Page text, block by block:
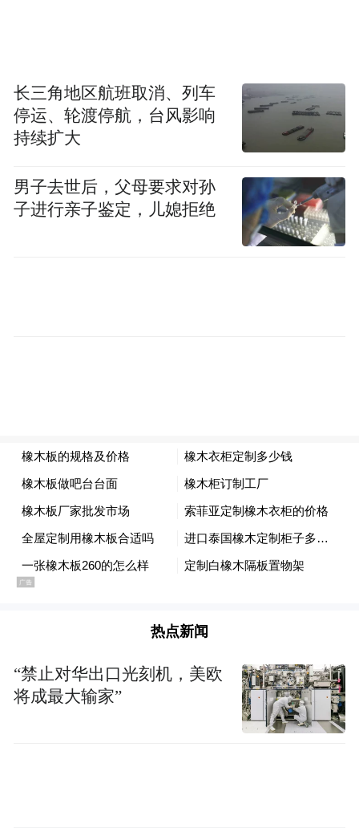
长三角地区航班取消、列车
停运、轮渡停航，台风影响
持续扩大
男子去世后，父母要求对孙
子进行亲子鉴定，儿媳拒绝
热点新闻
“禁止对华出口光刻机，美欧
将成最大输家”